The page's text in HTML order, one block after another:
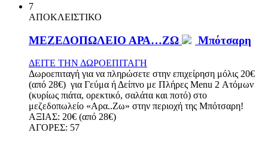
7
ΑΠΟΚΛΕΙΣΤΙΚΟ
ΜΕΖΕΔΟΠΩΛΕΙΟ ΑΡΑ…ΖΩ Μπότσαρη
ΔΕΙΤΕ ΤΗΝ ΔΩΡΟΕΠΙΤΑΓΗ
Δωροεπιταγή για να πληρώσετε στην επιχείρηση μόλις 20€
(από 28€) για Γεύμα ή Δείπνο με Πλήρες Menu 2 Ατόμων
(κυρίως πιάτα, ορεκτικό, σαλάτα και ποτό) στο
μεζεδοπωλείο «Αρα..Ζω» στην περιοχή της Μπότσαρη!
ΑΞΙΑΣ: 20€ (από 28€)
ΑΓΟΡΕΣ: 57